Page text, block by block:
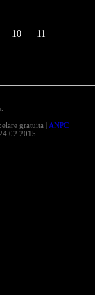
10 11
gratuita | ANPC